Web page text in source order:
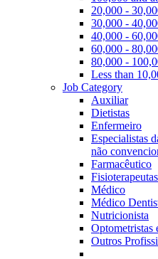
20,000 -
30,000 -
40,000 -
60,000 -
80,000 -
Less than
Job Category
Auxiliar
Dietistas
Enfermeiro
Especialistas
não
Farmacêutico
Médico
Médico
Nutricionista
Optometristas
Outros